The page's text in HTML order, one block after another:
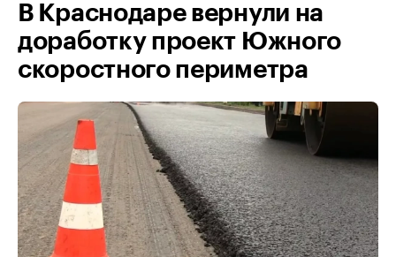
В Краснодаре вернули на
доработку проект Южного
скоростного периметра